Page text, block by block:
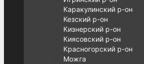
Каракулинский р-он
Кезский р-он
Кизнерский р-он
Киясовский р-он
Красногорский р-он
Можга